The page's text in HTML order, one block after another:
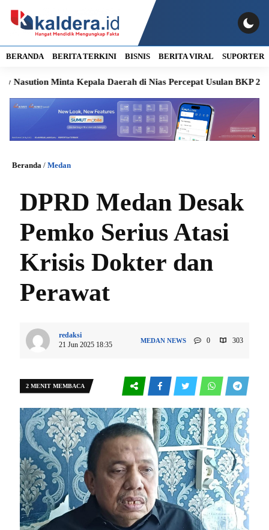
BERANDA BERITA TERKINI BISNIS BERITA VIRAL SUPORTER
Minta Kepala Daerah di Nias Percepat Usulan BKP 2027
Beranda / Medan
DPRD Medan Desak
Pemko Serius Atasi
Krisis Dokter dan
Perawat
redaksi
21 Jun 2025 18:35
MEDAN NEWS 0 303
2 MENIT MEMBACA